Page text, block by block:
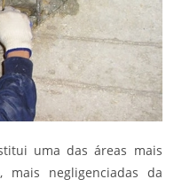
uma das áreas mais
mais negligenciadas da